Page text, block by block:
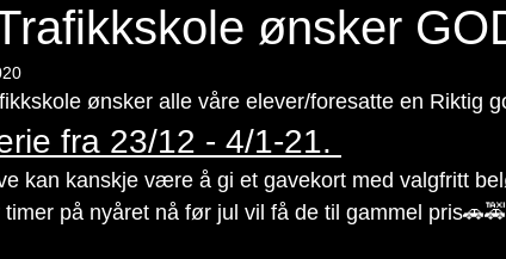
ønsker
ønsker alle våre elever/foresatte en Riktig
fra 23/12 - 4/1-21.
kan kanskje være å gi et gavekort med valgfritt
på nyåret nå før jul vil få de til gammel